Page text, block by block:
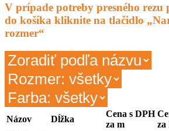
V prípade potreby presného rezu
do košíka kliknite na tlačidlo
rozmer“
Názov Dĺžka
Cena s DPH
za m
za